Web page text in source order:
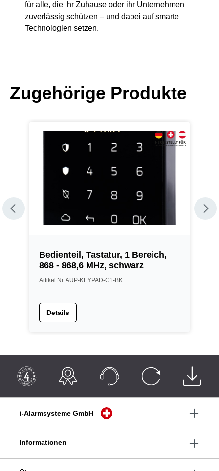
für alle, die ihr Zuhause oder ihr Unternehmen
zuverlässig schützen – und dabei auf smarte
Technologien setzen.
Zugehörige Produkte
Bedienteil, Tastatur, 1 Bereich,
868 - 868,6 MHz, schwarz
Artikel Nr. AUP-KEYPAD-G1-BK
Details
i-Alarmsysteme GmbH
Informationen